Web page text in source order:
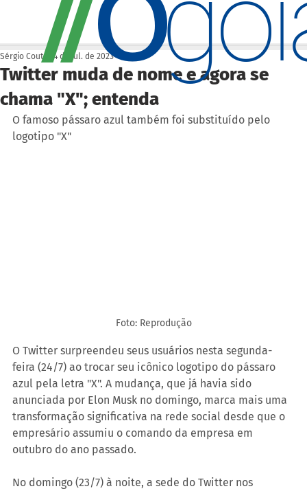
Twitter muda de nome e agora se
chama "X"; entenda
Sérgio Couto 24 de jul. de 2023
O famoso pássaro azul também foi substituído pelo
logotipo "X"
Foto: Reprodução
O Twitter surpreendeu seus usuários nesta segunda-
feira (24/7) ao trocar seu icônico logotipo do pássaro
azul pela letra "X". A mudança, que já havia sido
anunciada por Elon Musk no domingo, marca mais uma
transformação significativa na rede social desde que o
empresário assumiu o comando da empresa em
outubro do ano passado.
No domingo (23/7) à noite, a sede do Twitter nos